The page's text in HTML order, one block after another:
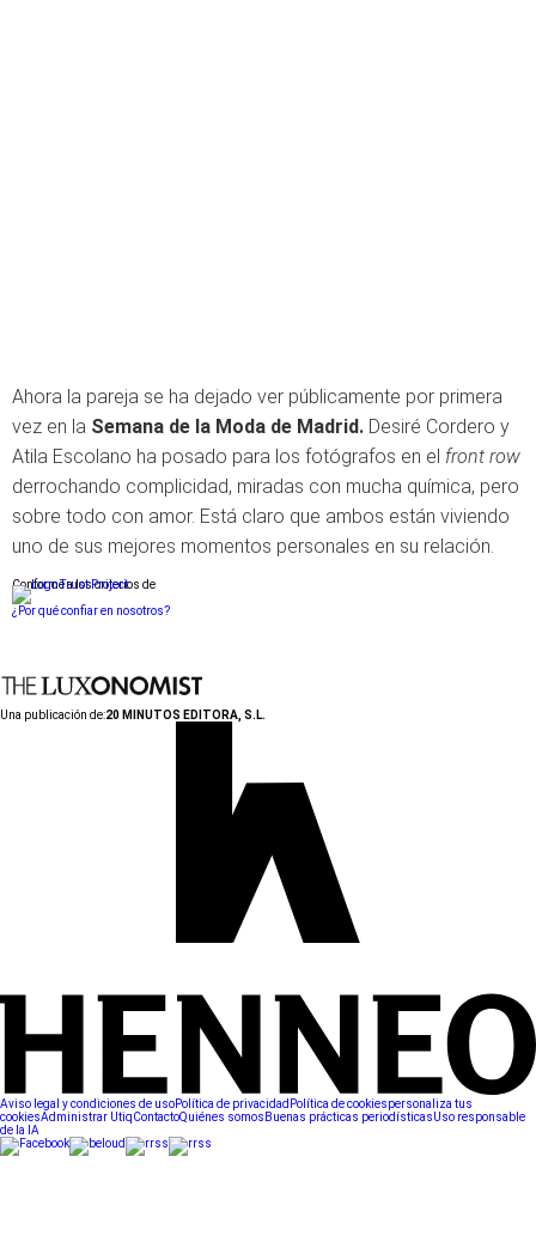
Ahora la pareja se ha dejado ver públicamente por primera
vez en la Semana de la Moda de Madrid. Desiré Cordero y
Atila Escolano ha posado para los fotógrafos en el front row
derrochando complicidad, miradas con mucha química, pero
sobre todo con amor. Está claro que ambos están viviendo
uno de sus mejores momentos personales en su relación.
Conforme a los criterios de
¿Por qué confiar en nosotros?
Una publicación de:20 MINUTOS EDITORA, S.L.
Aviso legal y condiciones de usoPolítica de privacidad Política de cookiespersonaliza tus
cookiesAdministrar UtiqContactoQuiénes somos Buenas prácticas periodísticasUso responsable
de la IA